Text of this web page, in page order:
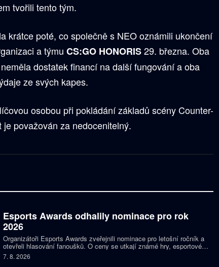
tvořili tento tým.
krátce poté, co společně s NEO oznámili ukončení
a týmu CS:GO HONORIS29. března. Oba
dostatek financí na další fungování a oba
ze svých kapes.
osobou při pokládání základů scény Counter-
považován za nedocenitelný.
Esports Awards odhalily nominace pro rok
2026
Organizátoři Esports Awards zveřejnili nominace pro letošní ročník a
otevřeli hlasování fanoušků. O ceny se utkají známé hry, esportové
týmy, streameři i další osobnosti scény. Mezi nominovanými nechybějí
Faker, Jynxzi, Kai Cenat nebo IShowSpeed.
7. 8. 2026